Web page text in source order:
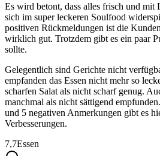
Es wird betont, dass alles frisch und mit
sich im super leckeren Soulfood
positiven Rückmeldungen ist die
wirklich gut. Trotzdem gibt es ein paar
sollte.
Gelegentlich sind Gerichte nicht
empfanden das Essen nicht mehr so
scharfen Salat als nicht scharf genug.
manchmal als nicht sättigend
und 5 negativen Anmerkungen gibt es
Verbesserungen.
7,7Essen